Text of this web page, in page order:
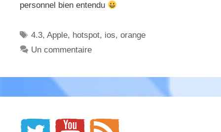
personnel bien entendu
Étiquettes
4.3,Apple, hotspot, ios,orange
Un commentaire